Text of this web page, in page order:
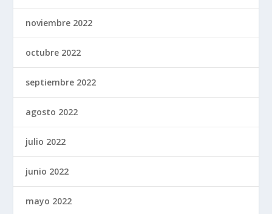
noviembre 2022
octubre 2022
septiembre 2022
agosto 2022
julio 2022
junio 2022
mayo 2022